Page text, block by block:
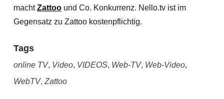
machtZattoound Co. Konkurrenz. Nello.tv ist im
Gegensatz zu Zattoo kostenpflichtig.
Tags
online TV, Video, VIDEOS, Web-TV, Web-Video,
WebTV, Zattoo